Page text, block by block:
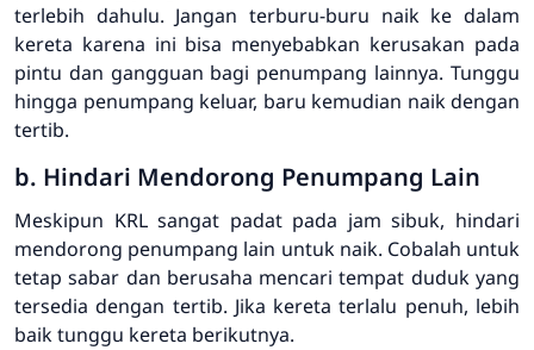
terlebih dahulu. Jangan terburu-buru naik ke dalam
kereta karena ini bisa menyebabkan kerusakan pada
pintu dan gangguan bagi penumpang lainnya. Tunggu
hingga penumpang keluar, baru kemudian naik dengan
tertib.
b. Hindari Mendorong Penumpang Lain
Meskipun KRL sangat padat pada jam sibuk, hindari
mendorong penumpang lain untuk naik. Cobalah untuk
tetap sabar dan berusaha mencari tempat duduk yang
tersedia dengan tertib. Jika kereta terlalu penuh, lebih
baik tunggu kereta berikutnya.